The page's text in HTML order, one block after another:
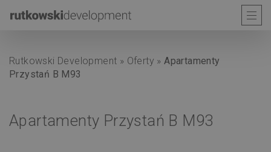
Rutkowski Development » Oferty »Apartamenty
Przystań B M93
Apartamenty Przystań B M93